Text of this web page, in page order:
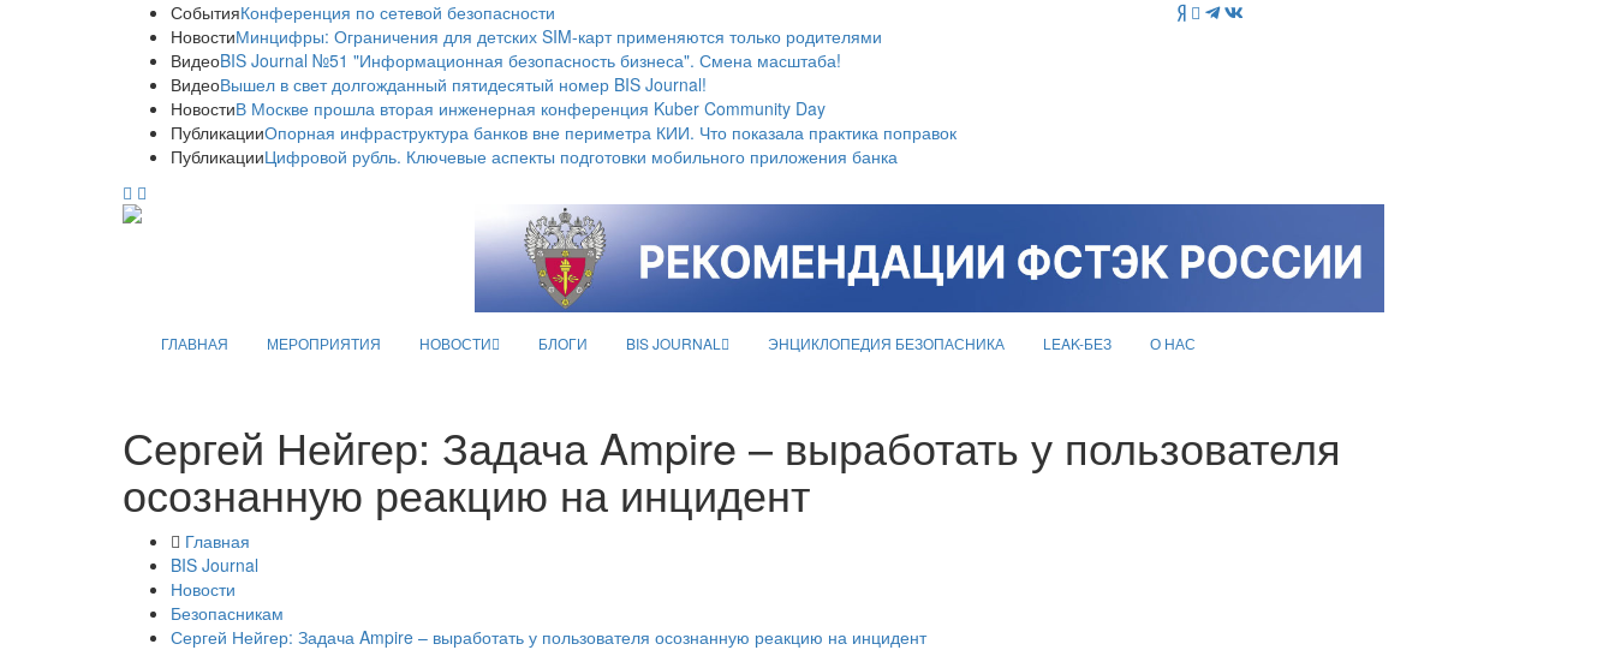
СобытияКонференция по сетевой безопасности
НовостиМинцифры: Ограничения для детских SIM-карт применяются только родителями
ВидеоBIS Journal №51 "Информационная безопасность бизнеса". Смена масштаба!
ВидеоВышел в свет долгожданный пятидесятый номер BIS Journal!
НовостиВ Москве прошла вторая инженерная конференция Kuber Community Day
ПубликацииОпорная инфраструктура банков вне периметра КИИ. Что показала практика поправок
ПубликацииЦифровой рубль. Ключевые аспекты подготовки мобильного приложения банка
ГЛАВНАЯ МЕРОПРИЯТИЯ НОВОСТИ БЛОГИ BIS JOURNAL ЭНЦИКЛОПЕДИЯ БЕЗОПАСНИКА LEAK-БЕЗ О НАС
Сергей Нейгер: Задача Ampire – выработать у пользователя
осознанную реакцию на инцидент
Главная
BIS Journal
Новости
Безопасникам
Сергей Нейгер: Задача Ampire – выработать у пользователя осознанную реакцию на инцидент